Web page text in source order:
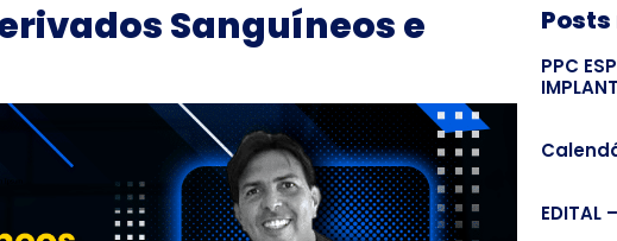
Sanguíneos e
PPC
EDITAL